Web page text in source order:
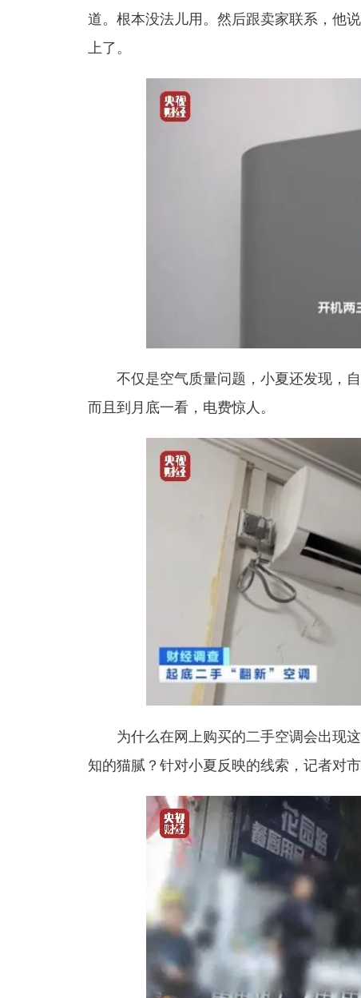
道。根本没法儿用。然后跟卖家联系，他
上了。
不仅是空气质量问题，小夏还发现，
而且到月底一看， 电费惊人 。
为什么在网上购买的二手空调会出现
知的猫腻？ 针对小夏反映的线索，记者对